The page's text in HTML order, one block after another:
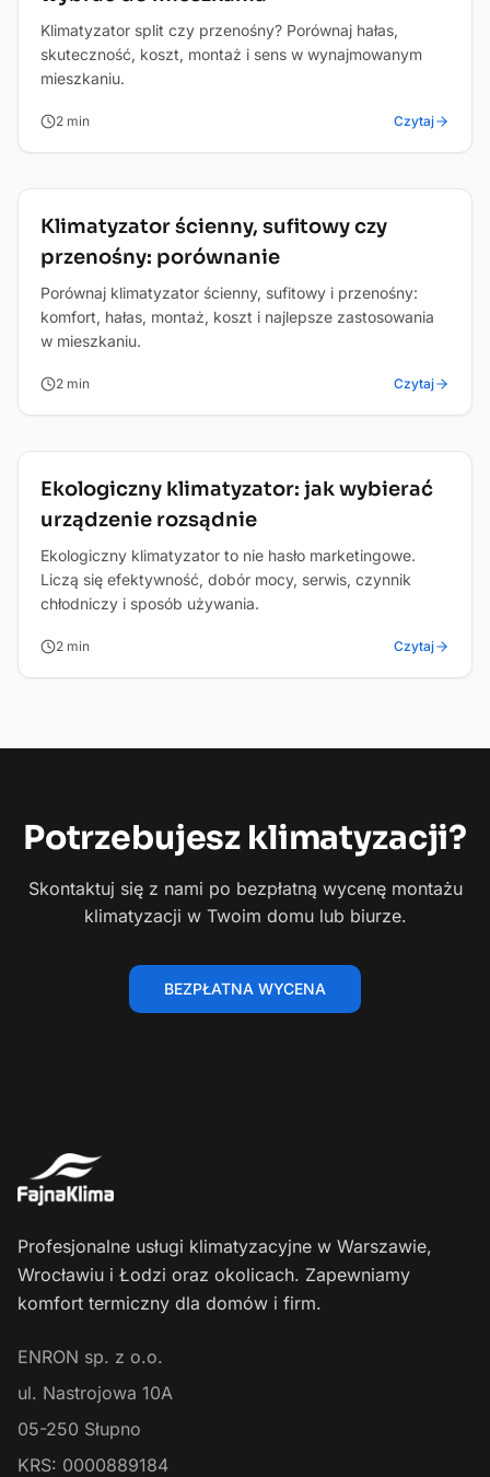
Klimatyzator split czy przenośny? Porównaj hałas,
skuteczność, koszt, montaż i sens w wynajmowanym
mieszkaniu.
2 min Czytaj
Poradnik
Klimatyzator ścienny, sufitowy czy
przenośny: porównanie
Porównaj klimatyzator ścienny, sufitowy i przenośny:
komfort, hałas, montaż, koszt i najlepsze zastosowania
w mieszkaniu.
2 min Czytaj
Poradnik
Ekologiczny klimatyzator: jak wybierać
urządzenie rozsądnie
Ekologiczny klimatyzator to nie hasło marketingowe.
Liczą się efektywność, dobór mocy, serwis, czynnik
chłodniczy i sposób używania.
2 min Czytaj
Potrzebujesz klimatyzacji?
Skontaktuj się z nami po bezpłatną wycenę montażu
klimatyzacji w Twoim domu lub biurze.
BEZPŁATNA WYCENA
Profesjonalne usługi klimatyzacyjne w Warszawie,
Wrocławiu i Łodzi oraz okolicach. Zapewniamy
komfort termiczny dla domów i firm.
ENRON sp. z o.o.
ul. Nastrojowa 10A
05-250 Słupno
KRS: 0000889184